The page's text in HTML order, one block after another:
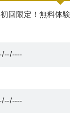
初回限定！無料体